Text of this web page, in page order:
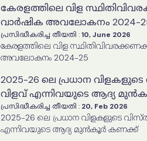
കേരളത്തിലെ വിള
വാർഷിക അവലോകനം 2024-
പ്രസിദ്ധീകരിച്ച തീയതി :10, June 2026
കേരളത്തിലെ വിള
അവലോകനം 2024-25
2025-26 ലെ പ്രധാന
വിളവ് എന്നിവയുടെ ആദ്യ
പ്രസിദ്ധീകരിച്ച തീയതി : 20, Feb 2026
2025-26 ലെ പ്രധാന വിളകളുടെ
എന്നിവയുടെ ആദ്യ മുൻകൂർ കണക്ക്